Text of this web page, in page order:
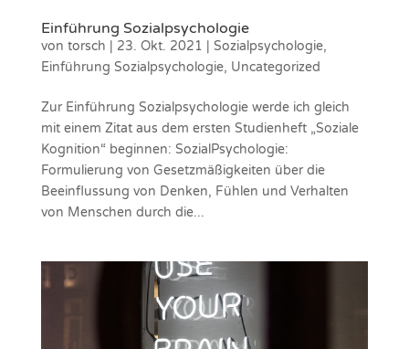
Einführung Sozialpsychologie
von torsch 23. Okt. 2021 Sozialpsychologie,
Einführung Sozialpsychologie, Uncategorized
Zur Einführung Sozialpsychologie werde ich gleich
mit einem Zitat aus dem ersten Studienheft „Soziale
Kognition“ beginnen: SozialPsychologie:
Formulierung von Gesetzmäßigkeiten über die
Beeinflussung von Denken, Fühlen und Verhalten
von Menschen durch die...